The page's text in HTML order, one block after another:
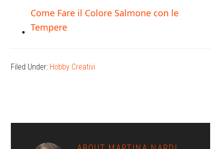
Come Fare il Colore Salmone con le
Tempere
Filed Under: Hobby Creativi